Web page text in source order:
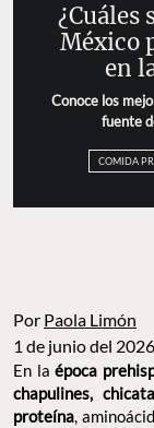
¿Cuáles
México
en
Conoce los
fuente
COMIDA
Por Paola Limón
1 de junio del 2026
En laépoca
chapulines,
proteína,